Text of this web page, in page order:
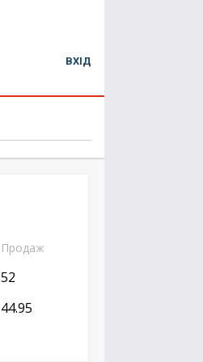
ВХІД
Продаж
52
44.95